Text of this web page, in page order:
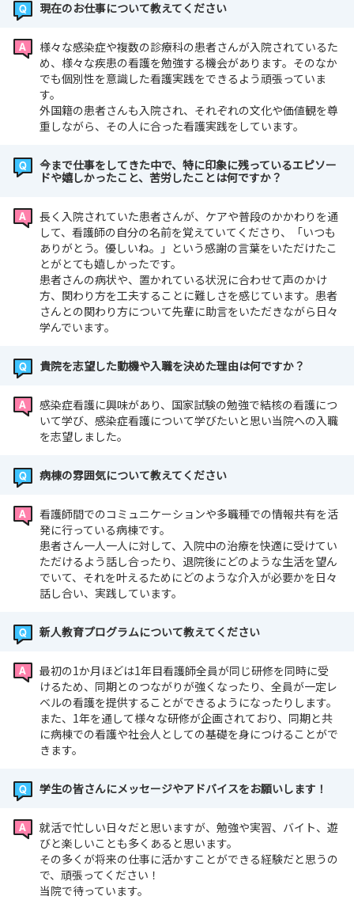
現在のお仕事について教えてください
様々な感染症や複数の診療科の患者さんが入院されているた
め、様々な疾患の看護を勉強する機会があります。そのなか
でも個別性を意識した看護実践をできるよう頑張っていま
す。
外国籍の患者さんも入院され、それぞれの文化や価値観を尊
重しながら、その人に合った看護実践をしています。
今まで仕事をしてきた中で、特に印象に残っているエピソー
ドや嬉しかったこと、苦労したことは何ですか？
長く入院されていた患者さんが、ケアや普段のかかわりを通
して、看護師の自分の名前を覚えていてくださり、「いつも
ありがとう。優しいね。」という感謝の言葉をいただけたこ
とがとても嬉しかったです。
患者さんの病状や、置かれている状況に合わせて声のかけ
方、関わり方を工夫することに難しさを感じています。患者
さんとの関わり方について先輩に助言をいただきながら日々
学んでいます。
貴院を志望した動機や入職を決めた理由は何ですか？
感染症看護に興味があり、国家試験の勉強で結核の看護につ
いて学び、感染症看護について学びたいと思い当院への入職
を志望しました。
病棟の雰囲気について教えてください
看護師間でのコミュニケーションや多職種での情報共有を活
発に行っている病棟です。
患者さん一人一人に対して、入院中の治療を快適に受けてい
ただけるよう話し合ったり、退院後にどのような生活を望ん
でいて、それを叶えるためにどのような介入が必要かを日々
話し合い、実践しています。
新人教育プログラムについて教えてください
最初の1か月ほどは1年目看護師全員が同じ研修を同時に受
けるため、同期とのつながりが強くなったり、全員が一定レ
ベルの看護を提供することができるようになったりします。
また、1年を通して様々な研修が企画されており、同期と共
に病棟での看護や社会人としての基礎を身につけることがで
きます。
学生の皆さんにメッセージやアドバイスをお願いします！
就活で忙しい日々だと思いますが、勉強や実習、バイト、遊
びと楽しいことも多くあると思います。
その多くが将来の仕事に活かすことができる経験だと思うの
で、頑張ってください！
当院で待っています。